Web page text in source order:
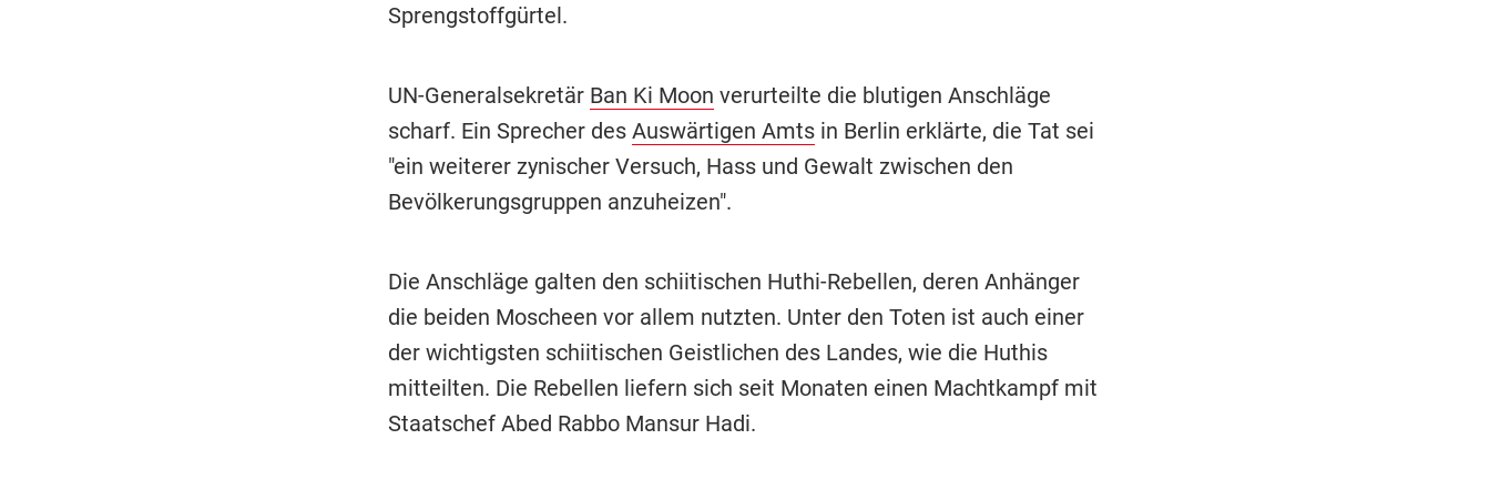
Sprengstoffgürtel.
UN-Generalsekretär Ban Ki Moon verurteilte die blutigen Anschläge
scharf. Ein Sprecher des Auswärtigen Amtsin Berlin erklärte, die Tat sei
"ein weiterer zynischer Versuch, Hass und Gewalt zwischen den
Bevölkerungsgruppen anzuheizen".
Die Anschläge galten den schiitischen Huthi-Rebellen, deren Anhänger
die beiden Moscheen vor allem nutzten. Unter den Toten ist auch einer
der wichtigsten schiitischen Geistlichen des Landes, wie die Huthis
mitteilten. Die Rebellen liefern sich seit Monaten einen Machtkampf mit
Staatschef Abed Rabbo Mansur Hadi.